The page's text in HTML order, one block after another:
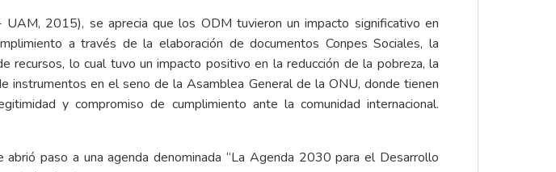
2015), se aprecia que los ODM tuvieron un impacto significativo en
a través de la elaboración de documentos Conpes Sociales, la
recursos, lo cual tuvo un impacto positivo en la reducción de la pobreza, la
instrumentos en el seno de la Asamblea General de la ONU, donde tienen
y compromiso de cumplimiento ante la comunidad internacional.
paso a una agenda denominada “La Agenda 2030 para el Desarrollo